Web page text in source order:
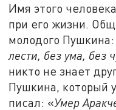
Имя этого
при его жизни.
молодого Пушкина:
лести, без ума, без
никто не знает
Пушкина, который
писал: «Умер